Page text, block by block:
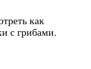
как
с грибами.